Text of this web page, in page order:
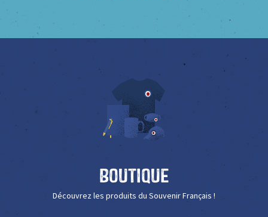
Boutique
Découvrez les produits du Souvenir Français !